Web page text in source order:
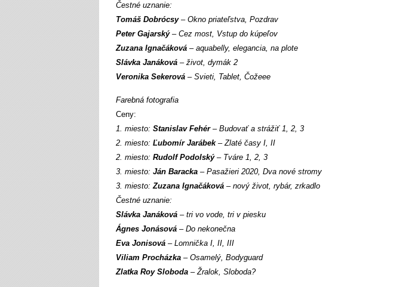
Čestné uznanie:
Tomáš Dobrócsy– Okno priateľstva, Pozdrav
Peter Gajarský– Cez most, Vstup do kúpeľov
Zuzana Ignačáková – aquabelly, elegancia, na plote
Slávka Janáková – život, dymák 2
Veronika Sekerová – Svieti, Tablet, Čožeee
Farebná fotografia
Ceny:
1. miesto: Stanislav Fehér– Budovať a strážiť 1, 2, 3
2. miesto: Ľubomír Jarábek– Zlaté časy I, II
2. miesto: Rudolf Podolský– Tváre 1, 2, 3
3. miesto: Ján Baracka – Pasažieri 2020, Dva nové stromy
3. miesto:Zuzana Ignačáková – nový život, rybár, zrkadlo
Čestné uznanie:
Slávka Janáková – tri vo vode, tri v piesku
Ágnes Jonásová – Do nekonečna
Eva Jonisová – Lomnička I, II, III
Viliam Procházka – Osamelý, Bodyguard
Zlatka Roy Sloboda – Žralok, Sloboda?